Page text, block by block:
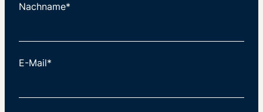
Nachname*
E-Mail*